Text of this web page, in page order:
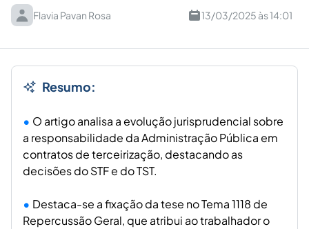
Flavia Pavan Rosa 13/03/2025 às 14:01
Resumo:
O artigo analisa a evolução jurisprudencial sobre
a responsabilidade da Administração Pública em
contratos de terceirização, destacando as
decisões do STF e do TST.
Destaca-se a fixação da tese no Tema 1118 de
Repercussão Geral, que atribui ao trabalhador o